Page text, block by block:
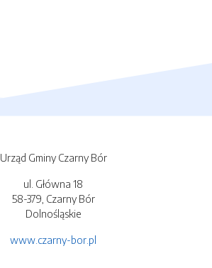
Urząd Gminy Czarny Bór
ul. Główna 18
58-379, Czarny Bór
Dolnośląskie
www.czarny-bor.pl